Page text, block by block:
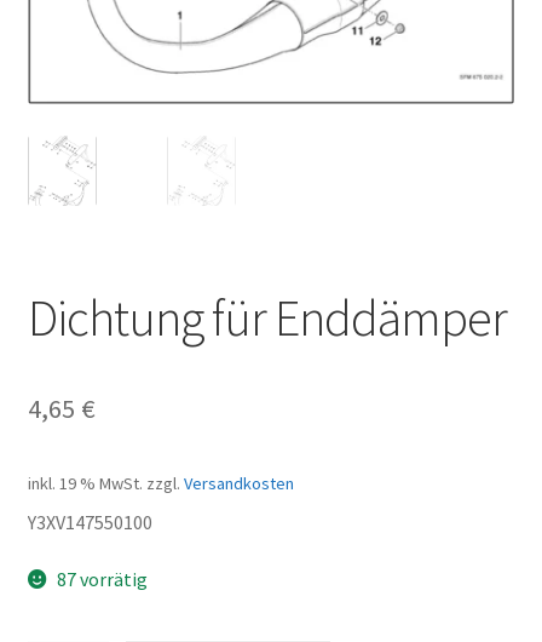
Dichtung für Enddämper
4,65 €
inkl. 19 % MwSt. zzgl. Versandkosten
Y3XV147550100
87 vorrätig